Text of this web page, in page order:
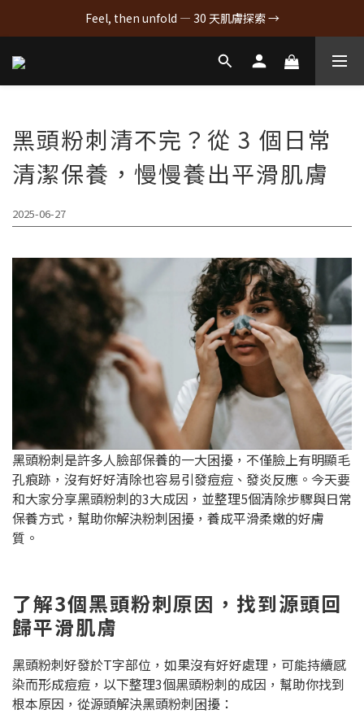
Feel, then unfold — 30 天肌膚探索 →
黑頭粉刺清不完？從 3 個日常
清潔保養，慢慢養出平滑肌膚
2025-06-27
黑頭粉刺是許多人臉部保養的一大困擾，不僅臉上有明顯毛
孔痕跡，沒有好好清除也容易引發痘痘、發炎反應。今天要
和大家分享黑頭粉刺的3大成因，並整理5個清除步驟與日常
保養方式，幫助你解決粉刺困擾，養成平滑柔嫩的好膚
質。
了解3個黑頭粉刺原因，找到源頭回
歸平滑肌膚
黑頭粉刺好發於T字部位，如果沒有好好處理，可能持續感
染而形成痘痘，以下整理3個黑頭粉刺的成因，幫助你找到
根本原因，從源頭解決黑頭粉刺困擾：